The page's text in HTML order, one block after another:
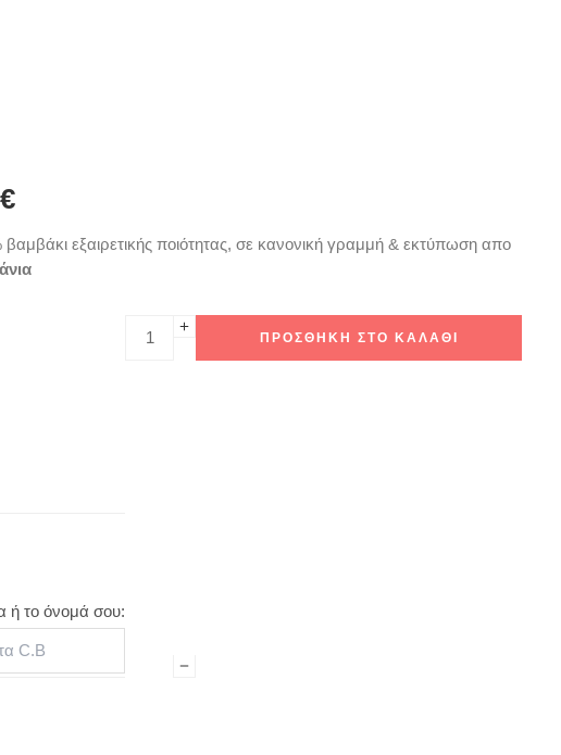
€
εξαιρετικής ποιότητας, σε κανονική γραμμή & εκτύπωση απο
ή το όνομά σου:
ΠΡΟΣΘΉΚΗ ΣΤΟ ΚΑΛΆΘΙ